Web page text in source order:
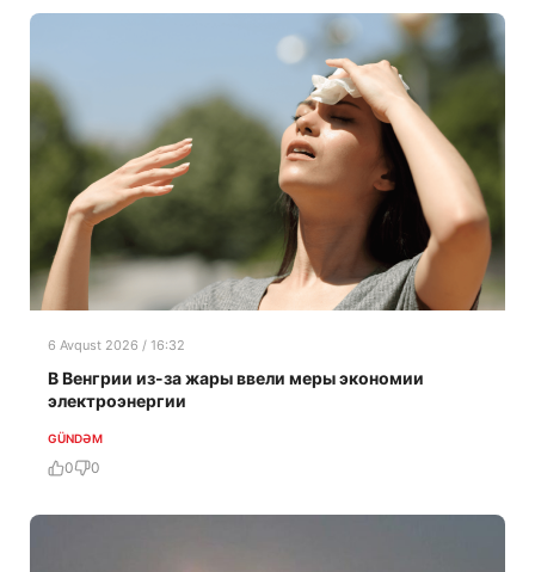
6 Avqust 2026 / 16:32
В Венгрии из-за жары ввели меры экономии
электроэнергии
GÜNDƏM
0 0